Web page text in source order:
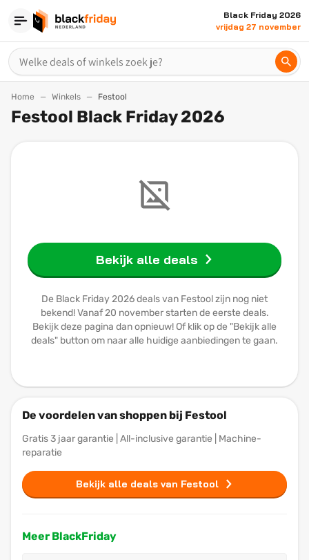
Black Friday 2026
vrijdag 27 november
Home Winkels Festool
Festool Black Friday 2026
Bekijk alle deals
De Black Friday 2026 deals van Festool zijn nog niet
bekend! Vanaf 20 november starten de eerste deals.
Bekijk deze pagina dan opnieuw! Of klik op de "Bekijk alle
deals" button om naar alle huidige aanbiedingen te gaan.
De voordelen van shoppen bij Festool
Gratis 3 jaar garantie | All-inclusive garantie | Machine-
reparatie
Bekijk alle deals van Festool
Meer BlackFriday